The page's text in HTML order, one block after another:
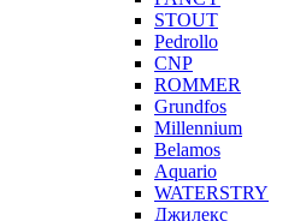
STOUT
Pedrollo
CNP
ROMMER
Grundfos
Millennium
Belamos
Aquario
WATERSTRY
Джилекс